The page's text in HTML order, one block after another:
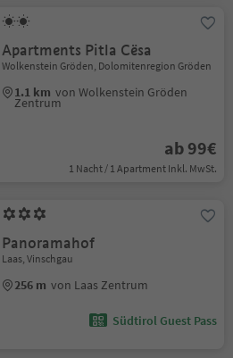
Apartments Pitla Cësa
Wolkenstein Gröden, Dolomitenregion Gröden
1.1 km von Wolkenstein Gröden
Zentrum
ab 99€
1 Nacht / 1 Apartment Inkl. MwSt.
Panoramahof
Laas, Vinschgau
256 m von Laas Zentrum
Südtirol Guest Pass